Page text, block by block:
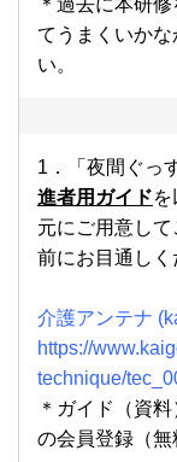
＊過去に本研
てうまくいか
い。
1．「夜間ぐっ
進者用ガイド
元にご用意し
前にお目通しく
介護アンテナ
https://
technique/
＊ガイド（資
の会員登録（無